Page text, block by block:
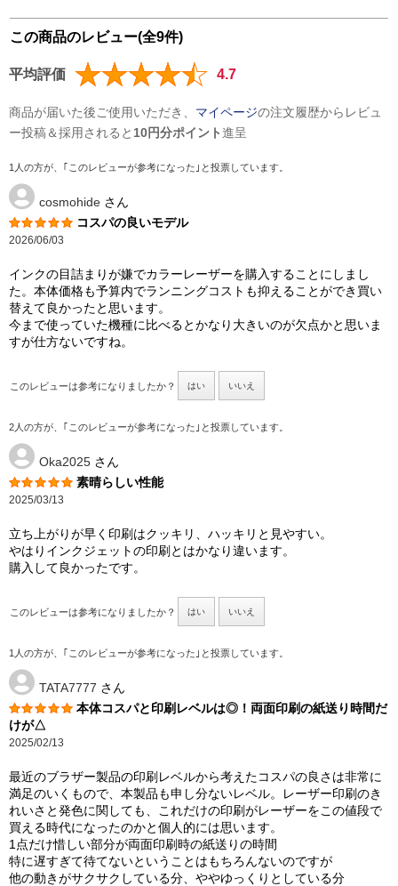
この商品のレビュー(全9件)
平均評価 4.7
商品が届いた後ご使用いただき、 マイページの注文履歴からレビュ
ー投稿＆採用されると 10円分ポイント進呈
1人の方が、｢このレビューが参考になった｣と投票しています。
cosmohide さん
コスパの良いモデル
2026/06/03
インクの目詰まりが嫌でカラーレーザーを購入することにしまし
た。本体価格も予算内でランニングコストも抑えることができ買い
替えて良かったと思います。
今まで使っていた機種に比べるとかなり大きいのが欠点かと思いま
すが仕方ないですね。
このレビューは参考になりましたか？ はい いいえ
2人の方が、｢このレビューが参考になった｣と投票しています。
Oka2025 さん
素晴らしい性能
2025/03/13
立ち上がりが早く印刷はクッキリ、ハッキリと見やすい。
やはりインクジェットの印刷とはかなり違います。
購入して良かったです。
このレビューは参考になりましたか？ はい いいえ
1人の方が、｢このレビューが参考になった｣と投票しています。
TATA7777 さん
本体コスパと印刷レベルは◎！両面印刷の紙送り時間だ
けが△
2025/02/13
最近のブラザー製品の印刷レベルから考えたコスパの良さは非常に
満足のいくもので、本製品も申し分ないレベル。レーザー印刷のき
れいさと発色に関しても、これだけの印刷がレーザーをこの値段で
買える時代になったのかと個人的には思います。
1点だけ惜しい部分が両面印刷時の紙送りの時間
特に遅すぎて待てないということはもちろんないのですが
他の動きがサクサクしている分、ややゆっくりとしている分